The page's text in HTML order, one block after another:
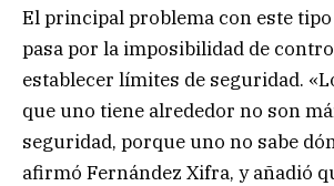
El principal problema con este
pasa por la imposibilidad de
establecer límites de seguridad.
que uno tiene alrededor no son
seguridad, porque uno no sabe
afirmó Fernández Xifra, y añadió